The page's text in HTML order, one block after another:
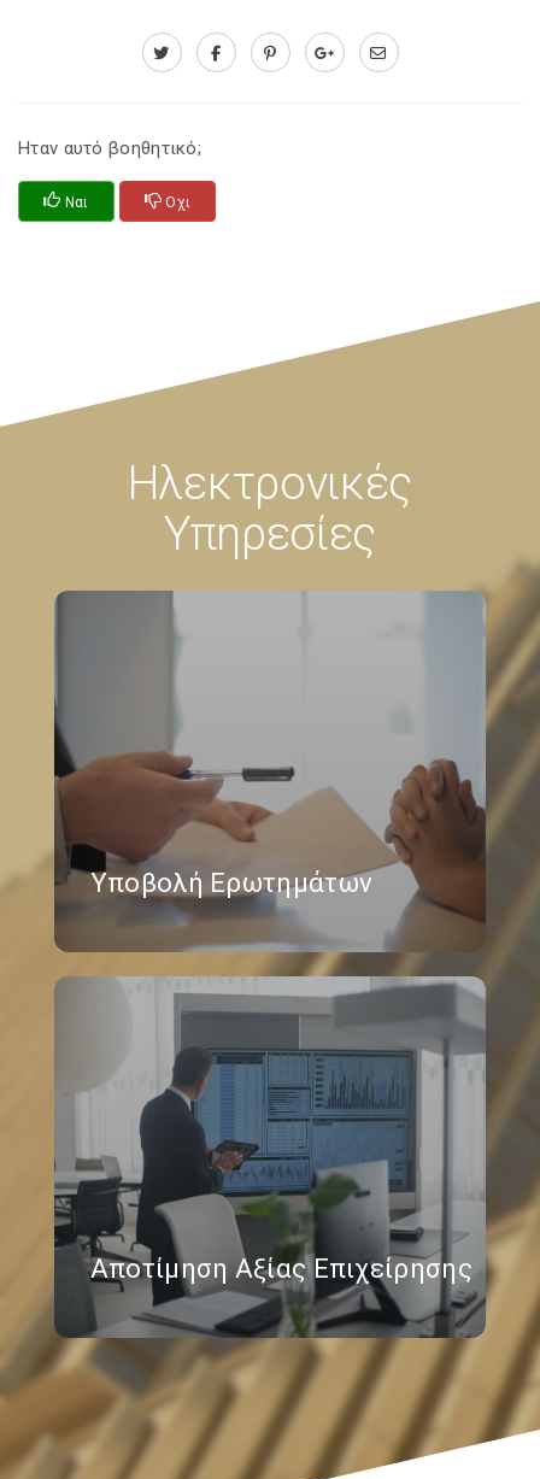
Ηταν αυτό βοηθητικό;
Ναι Οχι
Ηλεκτρονικές
Υπηρεσίες
Υποβολή Ερωτημάτων
Αποτίμηση Αξίας Επιχείρησης